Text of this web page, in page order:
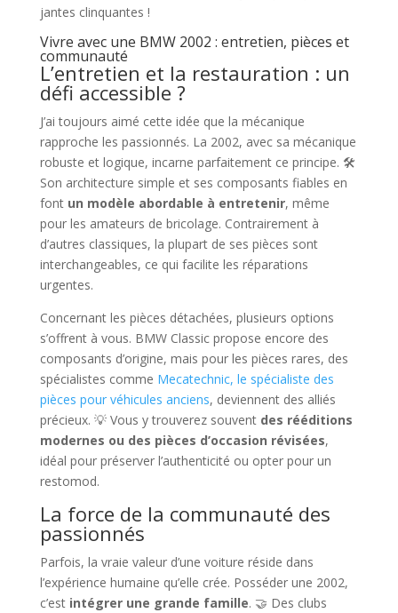
jantes clinquantes !
Vivre avec une BMW 2002 : entretien, pièces et
communauté
L’entretien et la restauration : un
défi accessible ?
J’ai toujours aimé cette idée que la mécanique
rapproche les passionnés. La 2002, avec sa mécanique
robuste et logique, incarne parfaitement ce principe. 🛠️
Son architecture simple et ses composants fiables en
font un modèle abordable à entretenir, même
pour les amateurs de bricolage. Contrairement à
d’autres classiques, la plupart de ses pièces sont
interchangeables, ce qui facilite les réparations
urgentes.
Concernant les pièces détachées, plusieurs options
s’offrent à vous. BMW Classic propose encore des
composants d’origine, mais pour les pièces rares, des
spécialistes comme Mecatechnic, le spécialiste des
pièces pour véhicules anciens, deviennent des alliés
précieux. 💡 Vous y trouverez souvent des rééditions
modernes ou des pièces d’occasion révisées,
idéal pour préserver l’authenticité ou opter pour un
restomod.
La force de la communauté des
passionnés
Parfois, la vraie valeur d’une voiture réside dans
l’expérience humaine qu’elle crée. Posséder une 2002,
c’est intégrer une grande famille. 🤝 Des clubs